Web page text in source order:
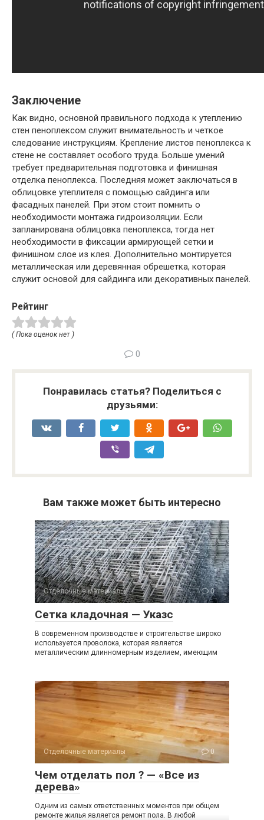
Заключение
Как видно, основной правильного подхода к утеплению
стен пеноплексом служит внимательность и четкое
следование инструкциям. Крепление листов пеноплекса к
стене не составляет особого труда. Больше умений
требует предварительная подготовка и финишная
отделка пеноплекса. Последняя может заключаться в
облицовке утеплителя с помощью сайдинга или
фасадных панелей. При этом стоит помнить о
необходимости монтажа гидроизоляции. Если
запланирована облицовка пеноплекса, тогда нет
необходимости в фиксации армирующей сетки и
финишном слое из клея. Дополнительно монтируется
металлическая или деревянная обрешетка, которая
служит основой для сайдинга или декоративных панелей.
Рейтинг
( Пока оценок нет )
0
Понравилась статья? Поделиться с
друзьями:
Вам также может быть интересно
Отделочные материалы 0
Сетка кладочная — Указс
В современном производстве и строительстве широко
используется проволока, которая является
металлическим длинномерным изделием, имеющим
Отделочные материалы 0
Чем отделать пол ? — «Все из
дерева»
Одним из самых ответственных моментов при общем
ремонте жилья является ремонт пола. В любой